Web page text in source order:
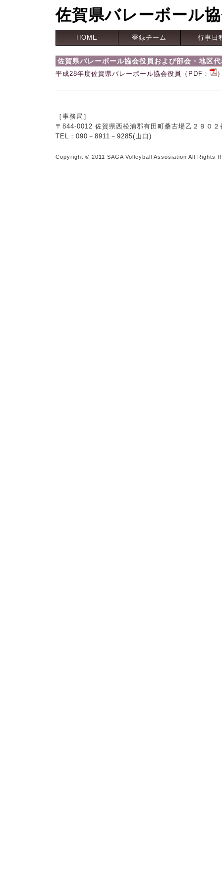
佐賀県バレーボール
HOME 登録チーム 行事日
佐賀県バレーボール協会役員および部会・地区
平成28年度佐賀県バレーボール協会役員（PDF：
［事務局］
〒844-0012 佐賀県西松浦郡有田町桑古場乙２９
TEL：090－8911－9285(山口)
Copyright © 2011 SAGA Volleyball Assosiation All Rights